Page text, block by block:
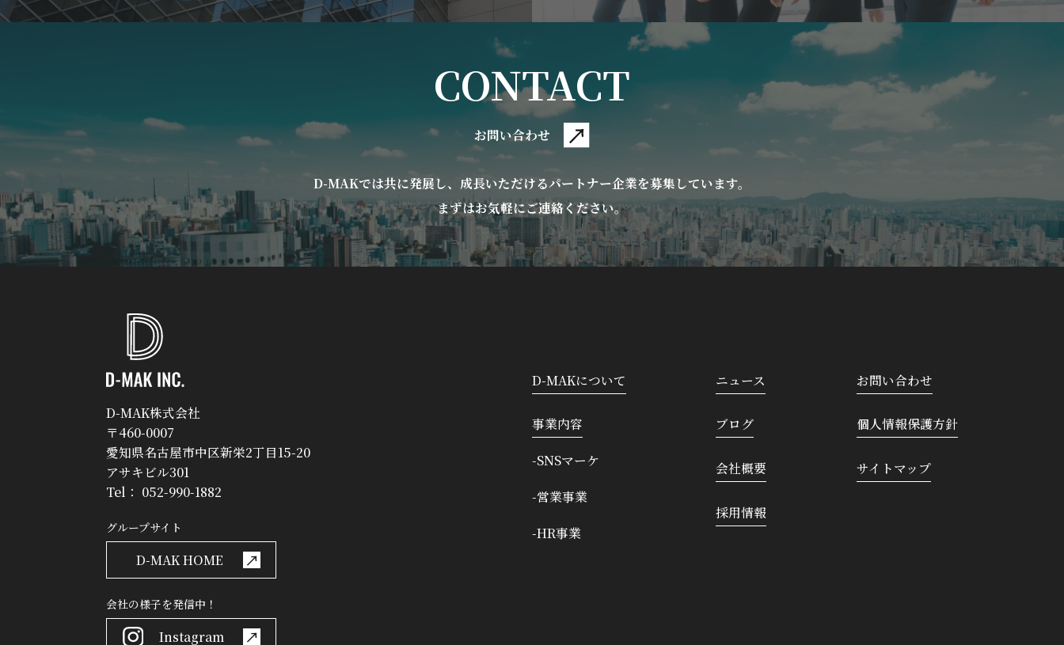
CONTACT
お問い合わせ
D-MAKでは共に発展し、 成長いただけるパートナー企業を募集しています。
まずはお気軽にご連絡ください。
D-MAK株式会社
〒460-0007
愛知県名古屋市中区新栄2丁目15-20
アサキビル301
Tel： 052-990-1882
グループサイト
D-MAK HOME
会社の様子を発信中！
Instagram
D-MAKについて
事業内容
-SNSマーケ
-営業事業
-HR事業
ニュース
ブログ
会社概要
採用情報
お問い合わせ
個人情報保護方針
サイトマップ